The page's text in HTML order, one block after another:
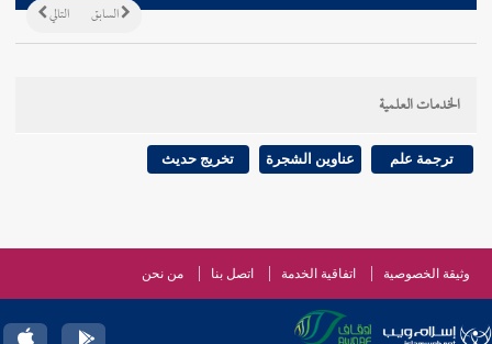
التالي السابق
الخدمات العلمية
ترجمة علم عناوين الشجرة تخريج حديث
وثيقة الخصوصية اتفاقية الخدمة اتصل بنا من نحن